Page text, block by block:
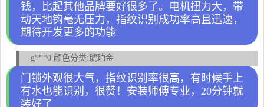
钱，比起其他品牌要好很多了。电机扭力大，带
动天地钩毫无压力，指纹识别成功率高且迅速，
期待开发更多的功能
g***0 颜色分类:琥珀金
门锁外观很大气，指纹识别率很高，有时候手上
有水也能识别，很赞！安装师傅专业，20分钟就
装好了